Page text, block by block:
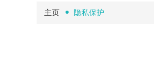
主页 隐私保护